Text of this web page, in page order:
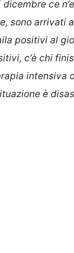
ce
sono arrivati
positivi al
c’è chi
intensiva
è